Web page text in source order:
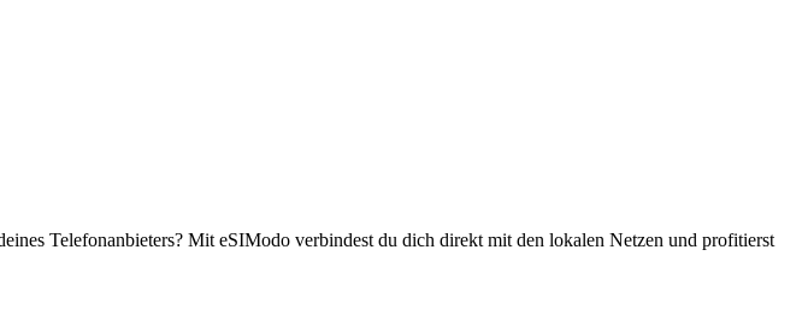
Telefonanbieters? Mit eSIModo verbindest du dich direkt mit den lokalen Netzen und profitierst